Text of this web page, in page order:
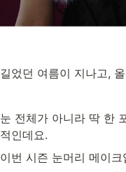
길었던 여름이 지나고,
눈 전체가 아니라 딱 한
적인데요.
이번 시즌 눈머리 메이크